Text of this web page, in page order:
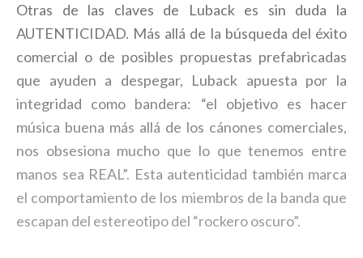
Otras de las claves de Luback es sin duda la
AUTENTICIDAD. Más allá de la búsqueda del éxito
comercial o de posibles propuestas prefabricadas
que ayuden a despegar, Luback apuesta por la
integridad como bandera: “el objetivo es hacer
música buena más allá de los cánones comerciales,
nos obsesiona mucho que lo que tenemos entre
manos sea REAL”. Esta autenticidad también marca
el comportamiento de los miembros de la banda que
escapan del estereotipo del “rockero oscuro”.